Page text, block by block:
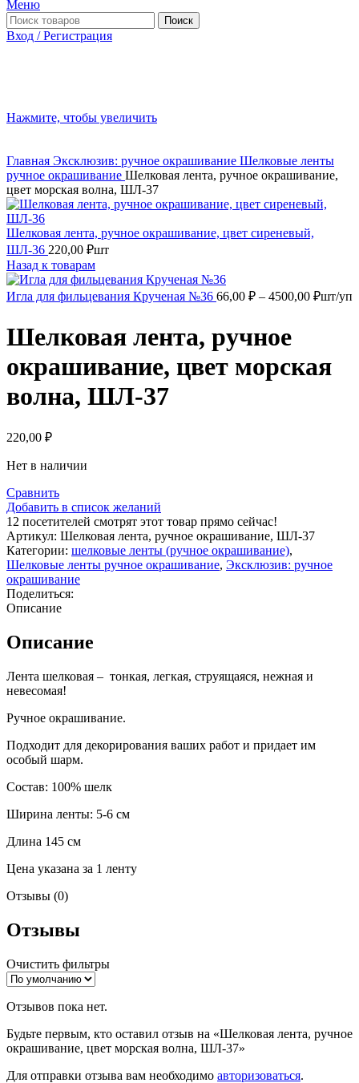
Меню
Поиск
Вход / Регистрация
Нажмите, чтобы увеличить
Главная Эксклюзив: ручное окрашивание Шелковые ленты
ручное окрашивание Шелковая лента, ручное окрашивание,
цвет морская волна, ШЛ-37
Шелковая лента, ручное окрашивание, цвет сиреневый,
ШЛ-36 220,00 ₽шт
Назад к товарам
Игла для фильцевания Крученая №36 66,00 ₽ – 4500,00 ₽
цен:
шт/уп
Шелковая лента, ручное
окрашивание, цвет морская
волна, ШЛ-37
220,00 ₽
Нет в наличии
Сравнить
Добавить в список желаний
12 посетителей смотрят этот товар прямо сейчас!
Артикул: Шелковая лента, ручное окрашивание, ШЛ-37
Категории: шелковые ленты (ручное окрашивание),
Шелковые ленты ручное окрашивание, Эксклюзив: ручное
окрашивание
Поделиться:
Описание
Описание
Лента шелковая – тонкая, легкая, струящаяся, нежная и
невесомая!
Ручное окрашивание.
Подходит для декорирования ваших работ и придает им
особый шарм.
Состав: 100% шелк
Ширина ленты: 5-6 см
Длина 145 см
Цена указана за 1 ленту
Отзывы (0)
Отзывы
Очистить фильтры
Отзывов пока нет.
Будьте первым, кто оставил отзыв на «Шелковая лента, ручное
окрашивание, цвет морская волна, ШЛ-37»
Для отправки отзыва вам необходимо авторизоваться.